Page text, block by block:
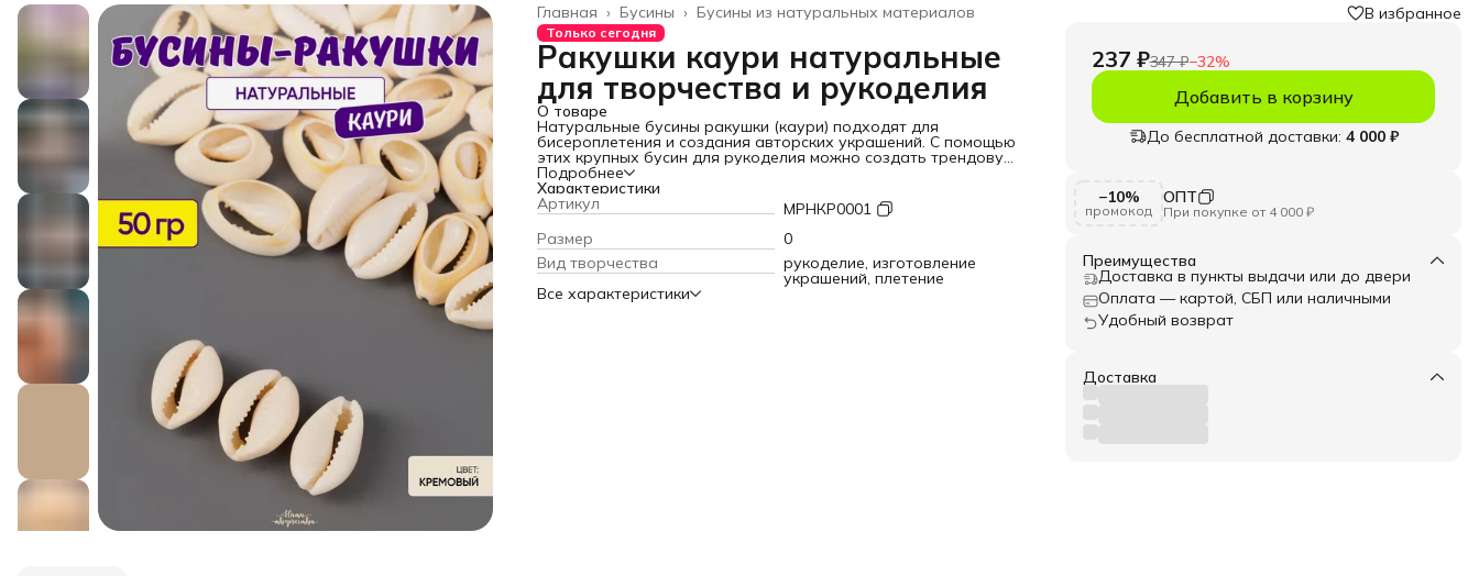
Бусины из натуральных материалов
Бусины ›
Главная ›
Только сегодня
Ракушки каури натуральные
для творчества и рукоделия
О товаре
Натуральные бусины ракушки (каури) подходят для
бисероплетения и создания авторских украшений. С помощью
этих крупных бусин для рукоделия можно создать трендовую
летнюю бижутерию: браслет на ногу или руку с ракушками,
чокер на шею, а также серьги и брелоки с ракушками. Ракушки
каури отлично смотрятся в качестве подвески или ожерелья
на шею в комбинации с вощеным шнуром. Бусины морские
ракушки часто используются для создания поделок в школу и
детский сад. В наборе от 25 до 35 шт (фасуются по весу) -
достаточное количество для воплощения идей как взрослых,
так и детей. Натуральные ракушки подходят для украшения
пляжных аксессуаров - купальников, шляп, сумок. Создавайте
Подробнее
Характеристики
Артикул
МРНКР0001
Размер
0
Вид творчества
рукоделие, изготовление
украшений, плетение
Все характеристики
В избранное
237 ₽347 ₽−32%
Добавить в корзину
До бесплатной доставки: 4 000 ₽
−10%
промокод
ОПТ
При покупке от 4 000 ₽
Преимущества
Доставка в пункты выдачи или до двери
Оплата — картой, СБП или наличными
Удобный возврат
Доставка